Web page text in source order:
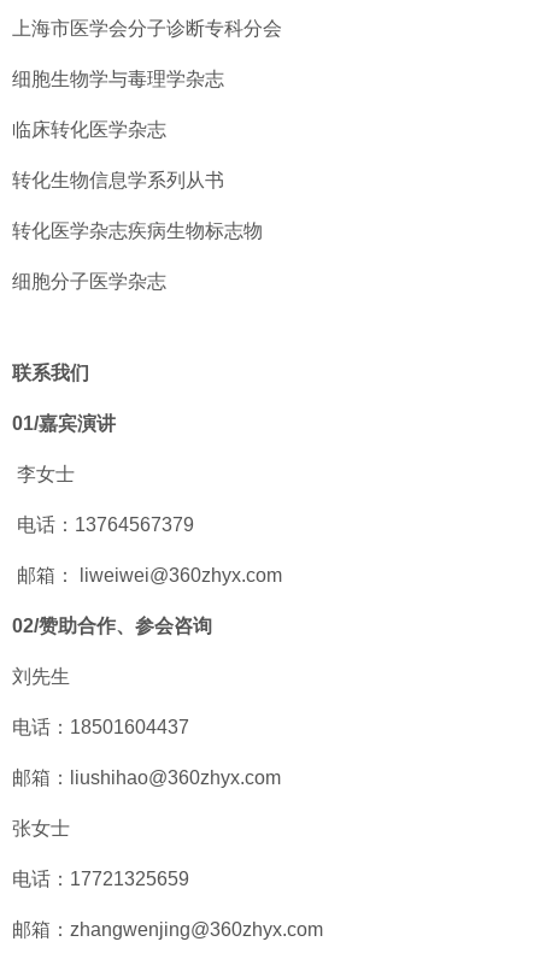
上海市医学会分子诊断专科分会
细胞生物学与毒理学杂志
临床转化医学杂志
转化生物信息学系列从书
转化医学杂志疾病生物标志物
细胞分子医学杂志
联系我们
01/嘉宾演讲
李女士
电话：13764567379
邮箱： liweiwei@360zhyx.com
02/赞助合作、参会咨询
刘先生
电话：18501604437
邮箱：liushihao@360zhyx.com
张女士
电话：17721325659
邮箱：zhangwenjing@360zhyx.com